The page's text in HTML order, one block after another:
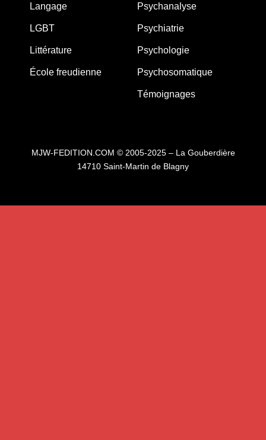
Langage
LGBT
Littérature
École freudienne
Psychanalyse
Psychiatrie
Psychologie
Psychosomatique
Témoignages
MJW-FEDITION.COM © 2005-2025 – La Gouberdière
14710 Saint-Martin de Blagny